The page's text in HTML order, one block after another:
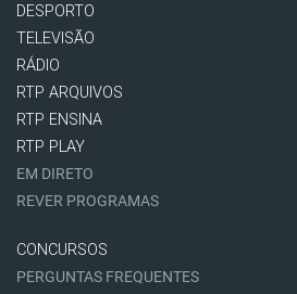
DESPORTO
TELEVISÃO
RÁDIO
RTP ARQUIVOS
RTP ENSINA
RTP PLAY
EM DIRETO
REVER PROGRAMAS
CONCURSOS
PERGUNTAS FREQUENTES